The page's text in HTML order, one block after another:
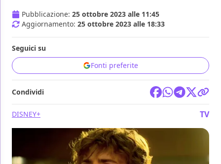
Pubblicazione: 25 ottobre 2023 alle 11:45
Aggiornamento: 25 ottobre 2023 alle 18:33
Seguici su
Fonti preferite
Condividi
DISNEY+ TV